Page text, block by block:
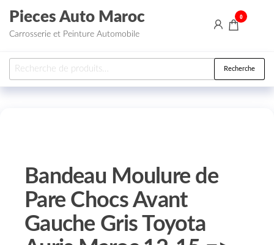
Aller au contenu
Pieces Auto Maroc
Carrosserie et Peinture Automobile
0
Recherche pour : Recherche
Bandeau Moulure de
Pare Chocs Avant
Gauche Gris Toyota